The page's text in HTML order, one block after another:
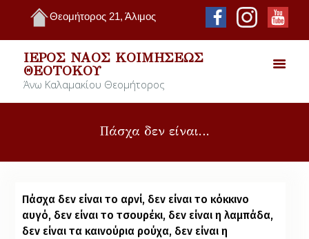
Θεομήτορος 21, Άλιμος
ΙΕΡΌΣ ΝΑΌΣ ΚΟΙΜΉΣΕΩΣ
ΘΕΟΤΌΚΟΥ
Άνω Καλαμακίου Θεομήτορος
Πάσχα δεν είναι…
Πάσχα δεν είναι το αρνί, δεν είναι το κόκκινο
αυγό, δεν είναι το τσουρέκι, δεν είναι η λαμπάδα,
δεν είναι τα καινούρια ρούχα, δεν είναι η